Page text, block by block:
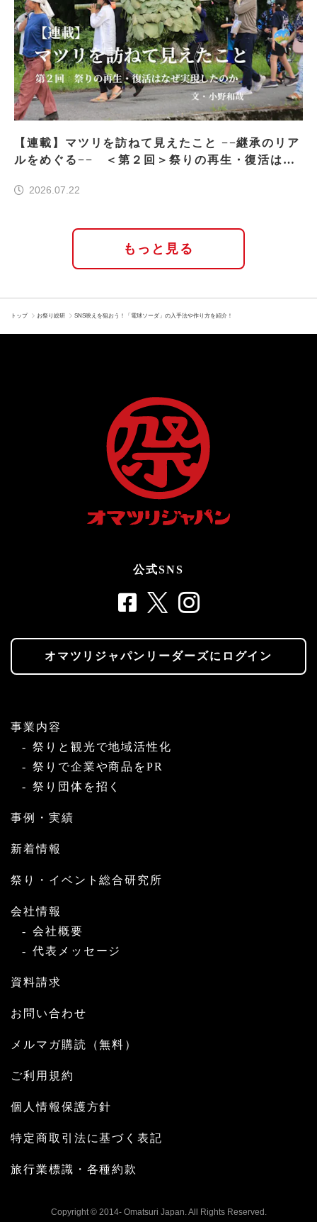
【連載】マツリを訪ねて見えたこと −−継承のリア
ルをめぐる−− ＜第２回＞祭りの再生・復活はな
2026.07.22
もっと見る
トップ お祭り総研 SNS映えを狙おう！「電球ソーダ」の入手法や作り方を紹介！
公式SNS
オマツリジャパンリーダーズにログイン
事業内容
祭りと観光で地域活性化
祭りで企業や商品をPR
祭り団体を招く
事例・実績
新着情報
祭り・イベント総合研究所
会社情報
会社概要
代表メッセージ
資料請求
お問い合わせ
メルマガ購読（無料）
ご利用規約
個人情報保護方針
特定商取引法に基づく表記
旅行業標識・各種約款
Copyright © 2014- Omatsuri Japan. All Rights Reserved.